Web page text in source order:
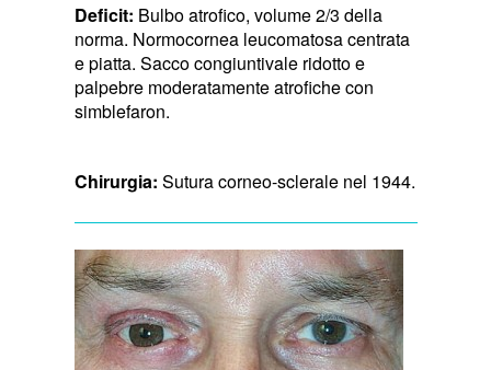
Deficit: Bulbo atrofico, volume 2/3 della
norma. Normocornea leucomatosa centrata
e piatta. Sacco congiuntivale ridotto e
palpebre moderatamente atrofiche con
simblefaron.
Chirurgia: Sutura corneo-sclerale nel 1944.